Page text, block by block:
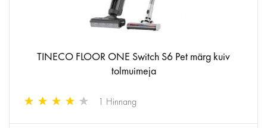
TINECO FLOOR ONE Switch S6 Pet märg kuiv
tolmuimeja
1 Hinnang